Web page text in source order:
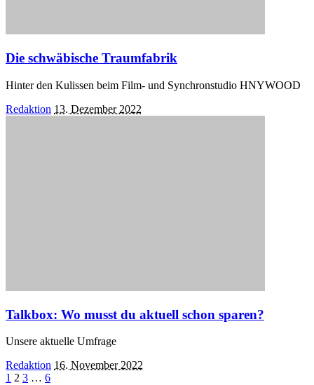
Die schwäbische Traumfabrik
Hinter den Kulissen beim Film- und Synchronstudio HNYWOOD
Posted
Redaktion 13. Dezember 2022
Talkbox: Wo musst du aktuell schon sparen?
Unsere aktuelle Umfrage
Posted
by
Redaktion 16. November 2022
1 2 3 … 6